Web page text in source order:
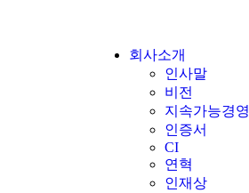
회사소개
인사말
비전
지속가능경영
인증서
CI
연혁
인재상